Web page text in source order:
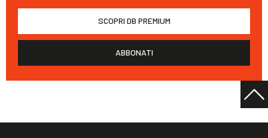
SCOPRI DB PREMIUM
ABBONATI